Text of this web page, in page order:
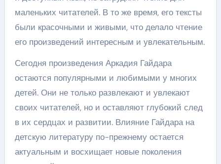
маленьких читателей. В то же время, его тексты
были красочными и живыми, что делало чтение
его произведений интересным и увлекательным.
Сегодня произведения Аркадия Гайдара
остаются популярными и любимыми у многих
детей. Они не только развлекают и увлекают
своих читателей, но и оставляют глубокий след
в их сердцах и развитии. Влияние Гайдара на
детскую литературу по-прежнему остается
актуальным и восхищает новые поколения